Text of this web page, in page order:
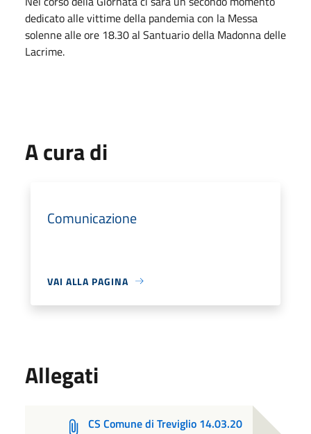
dedicato alle vittime della pandemia con la Messa
solenne alle ore 18.30 al Santuario della Madonna delle
Lacrime.
A cura di
Comunicazione
VAI ALLA PAGINA
Allegati
CS Comune di Treviglio 14.03.20